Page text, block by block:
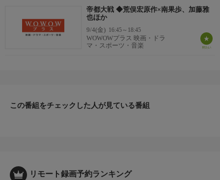
をめぐらす観阿弥らの勢力を妨害しだす。加藤の宿敵だった平将
門の子孫・辰宮雪子は看護師になったが、加藤のたくらみを打ち
砕こうと彼との対決に臨む。同じころ、観阿弥の側近で霊能力を
持つ青年・中村は加藤によって瀕死の重体となる。
帝都大戦 ◆荒俣宏原作×南果歩、加藤雅
也ほか
9/4(金) 16:45～18:45
WOWOWプラス 映画・ドラ
マ・スポーツ・音楽
この番組をチェックした人が見ている番組
リモート録画予約ランキング